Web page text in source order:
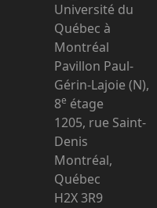
Université du
Québec à
Montréal
Pavillon Paul-
Gérin-Lajoie (N),
8e étage
1205, rue Saint-
Denis
Montréal,
Québec
H2X 3R9